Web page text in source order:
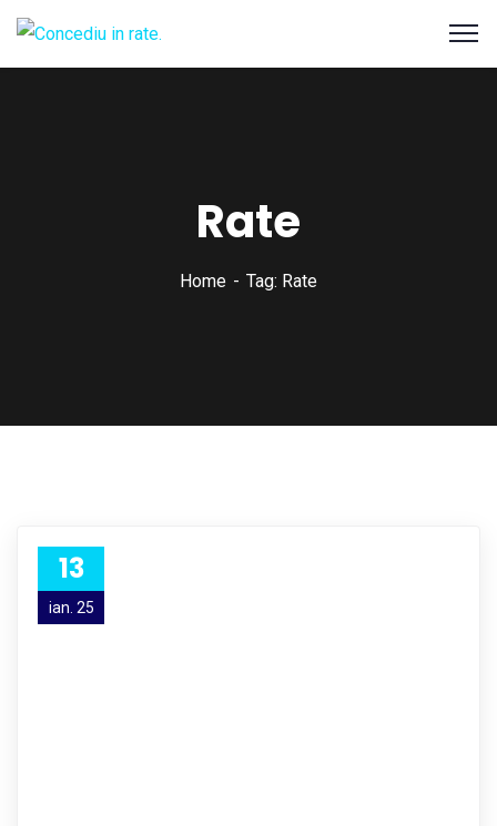
Rate
Home Tag: Rate
13
ian. 25